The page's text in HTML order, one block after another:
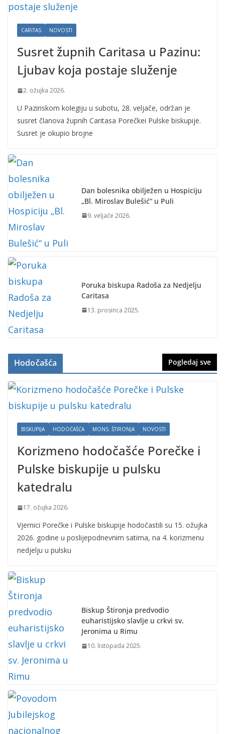
CARITAS NOVOSTI
Susret župnih Caritasa u Pazinu:
Ljubav koja postaje služenje
2. ožujka 2026.
U Pazinskom kolegiju u subotu, 28. veljače, održan je
susret članova župnih Caritasa Porečkei Pulske biskupije.
Susret je okupio brojne
Dan bolesnika obilježen u Hospiciju
„Bl. Miroslav Bulešić“ u Puli
9. veljače 2026.
Poruka biskupa Radoša za Nedjelju
Caritasa
13. prosinca 2025.
Hodočašća Pogledaj sve
BISKUPIJA HODOČAŠĆA MONS. ŠTIRONJA NOVOSTI
Korizmeno hodočašće Porečke i
Pulske biskupije u pulsku
katedralu
17. ožujka 2026.
Vjernici Porečke i Pulske biskupije hodočastili su 15. ožujka
2026. godine u poslijepodnevnim satima, na 4. korizmenu
nedjelju u pulsku
Biskup Štironja predvodio
euharistijsko slavlje u crkvi sv.
Jeronima u Rimu
10. listopada 2025.